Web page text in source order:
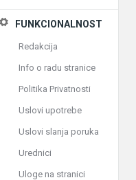
FUNKCIONALNOST
Redakcija
Info o radu stranice
Politika Privatnosti
Uslovi upotrebe
Uslovi slanja poruka
Urednici
Uloge na stranici